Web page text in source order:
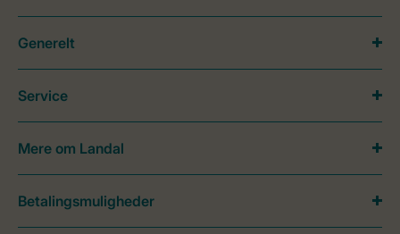
Generelt
Service
Mere om Landal
Betalingsmuligheder